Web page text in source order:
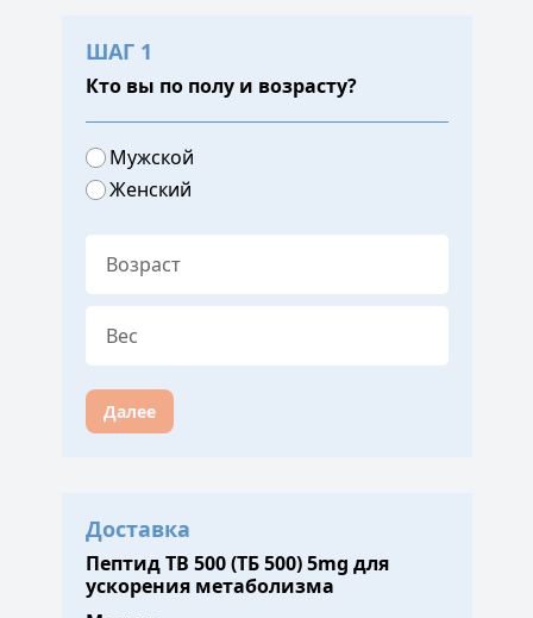
ШАГ 1
Кто вы по полу и возрасту?
Мужской
Женский
Далее
Доставка
Пептид TB 500 (ТБ 500) 5mg для
ускорения метаболизма